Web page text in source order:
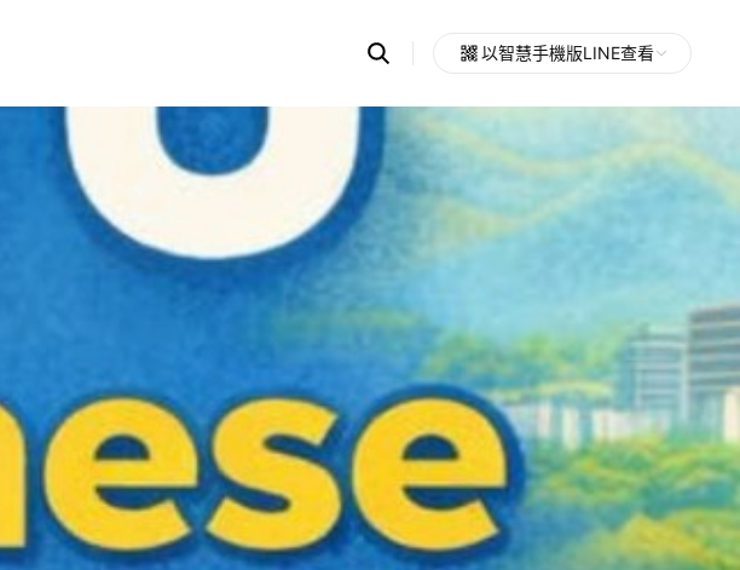
Search
OpenChats
messages
search
area
以智慧手機版LINE查看